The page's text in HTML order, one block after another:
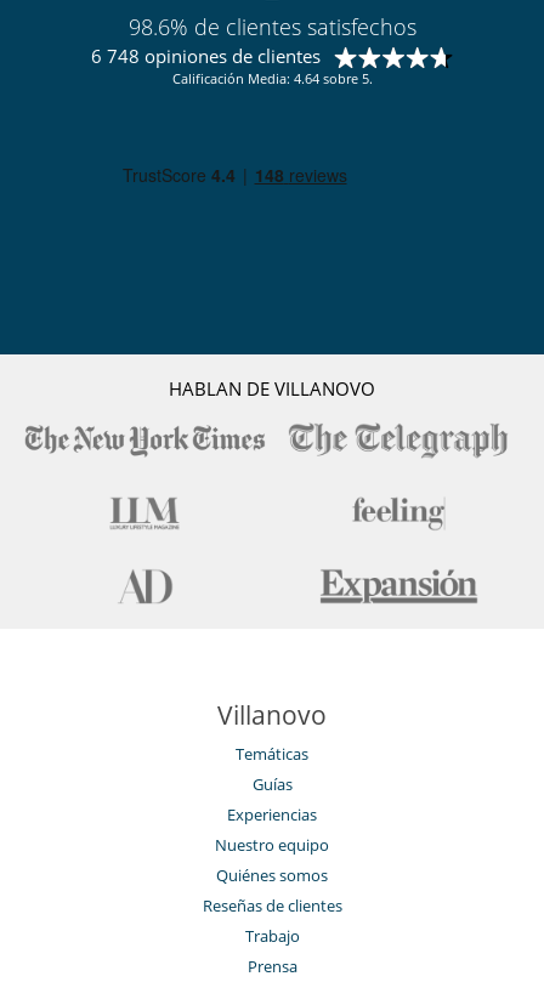
98.6% de clientes satisfechos
6 748 opiniones de clientes
Calificación Media: 4.64 sobre 5.
HABLAN DE VILLANOVO
Villanovo
Temáticas
Guías
Experiencias
Nuestro equipo
Quiénes somos
Reseñas de clientes
Trabajo
Prensa